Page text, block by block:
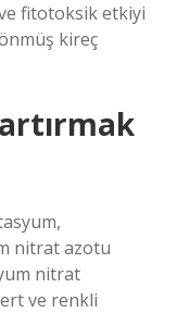
fitotoksik etkiyi
kireç
nitrat azotu
nitrat
ve renkli